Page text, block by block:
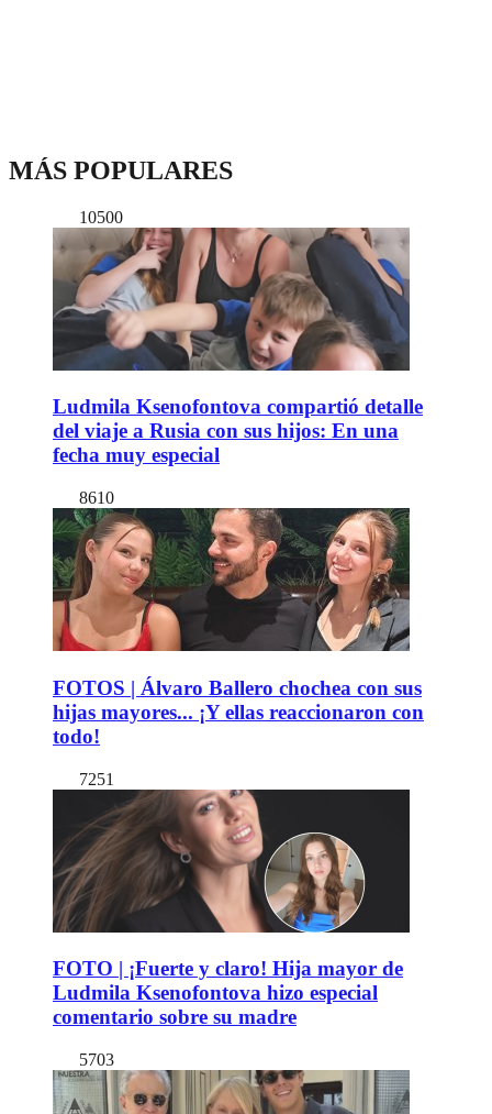
MÁS POPULARES
10500
Ludmila Ksenofontova compartió detalle
del viaje a Rusia con sus hijos: En una
fecha muy especial
8610
FOTOS | Álvaro Ballero chochea con sus
hijas mayores... ¡Y ellas reaccionaron con
todo!
7251
FOTO | ¡Fuerte y claro! Hija mayor de
Ludmila Ksenofontova hizo especial
comentario sobre su madre
5703